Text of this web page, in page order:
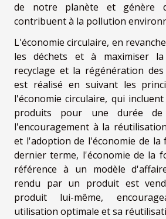
de notre planète et génère
contribuent à la pollution
L'économie circulaire, en
les déchets et à maximiser
recyclage et la régénération des
est réalisé en suivant les
l'économie circulaire, qui
produits pour une durée de
l'encouragement à la
et l'adoption de l'économie de la
dernier terme, l'économie de la
référence à un modèle
rendu par un produit est
produit lui-même,
utilisation optimale et sa